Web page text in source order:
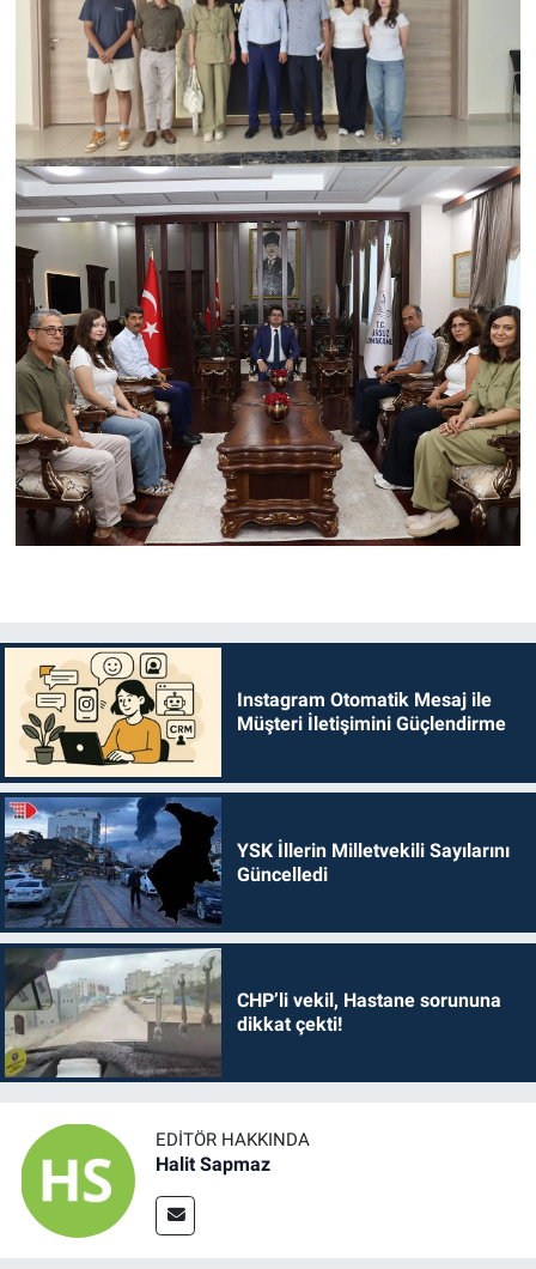
Instagram Otomatik Mesaj ile
Müşteri İletişimini Güçlendirme
YSK İllerin Milletvekili Sayılarını
Güncelledi
CHP’li vekil, Hastane sorununa
dikkat çekti!
EDITÖR HAKKINDA
Halit Sapmaz